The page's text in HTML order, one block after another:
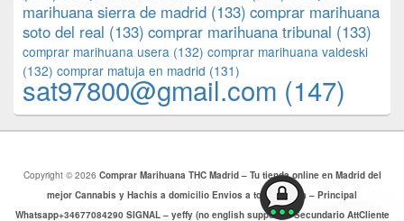
marihuana sierra de madrid (133) comprar marihuana
soto del real (133) comprar marihuana tribunal (133)
comprar marihuana usera (132) comprar marihuana valdeski
(132) comprar matuja en madrid (131)
sat97800@gmail.com (147)
Copyright © 2026 Comprar Marihuana THC Madrid – Tu tienda online en Madrid del
mejor Cannabis y Hachis a domicilio Envios a toda Europa – Principal
Whatsapp+34677084290 SIGNAL – yeffy (no english support) – Secundario AttCliente